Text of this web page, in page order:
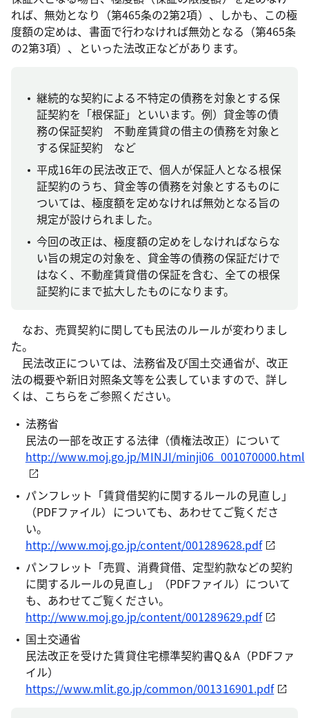
れば、無効となり（第465条の2第2項）、しかも、この極
度額の定めは、書面で行わなければ無効となる（第465条
の2第3項）、といった法改正などがあります。
継続的な契約による不特定の債務を対象とする保
証契約を「根保証」といいます。例）貸金等の債
務の保証契約 不動産賃貸の借主の債務を対象と
する保証契約 など
平成16年の民法改正で、個人が保証人となる根保
証契約のうち、貸金等の債務を対象とするものに
ついては、極度額を定めなければ無効となる旨の
規定が設けられました。
今回の改正は、極度額の定めをしなければならな
い旨の規定の対象を、貸金等の債務の保証だけで
はなく、不動産賃貸借の保証を含む、全ての根保
証契約にまで拡大したものになります。
なお、売買契約に関しても民法のルールが変わりまし
た。
民法改正については、法務省及び国土交通省が、改正
法の概要や新旧対照条文等を公表していますので、詳し
くは、こちらをご参照ください。
法務省
民法の一部を改正する法律（債権法改正）について
http://www.moj.go.jp/MINJI/minji06_001070000.html
パンフレット「賃貸借契約に関するルールの見直し」
（PDFファイル）についても、あわせてご覧くださ
い。
http://www.moj.go.jp/content/001289628.pdf
パンフレット「売買、消費貸借、定型約款などの契約
に関するルールの見直し」（PDFファイル）について
も、あわせてご覧ください。
http://www.moj.go.jp/content/001289629.pdf
国土交通省
民法改正を受けた賃貸住宅標準契約書Q＆A（PDFファ
イル）
https://www.mlit.go.jp/common/001316901.pdf